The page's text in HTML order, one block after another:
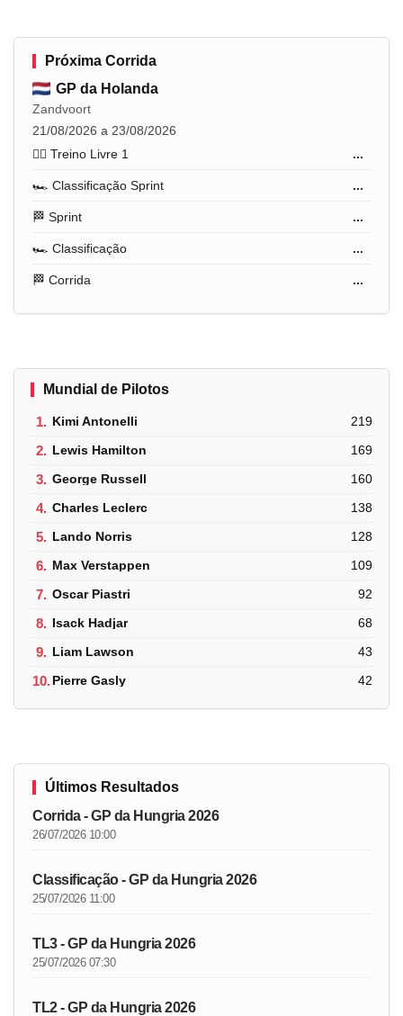
Próxima Corrida
GP da Holanda
Zandvoort
21/08/2026 a 23/08/2026
🏋️‍♂️ Treino Livre 1
...
🏎️ Classificação Sprint ...
🏁 Sprint ...
🏎️ Classificação ...
🏁 Corrida ...
Mundial de Pilotos
1. Kimi Antonelli 219
2. Lewis Hamilton 169
3. George Russell 160
4. Charles Leclerc 138
5. Lando Norris 128
6. Max Verstappen 109
7. Oscar Piastri 92
8. Isack Hadjar 68
9. Liam Lawson 43
10.Pierre Gasly 42
Últimos Resultados
Corrida - GP da Hungria 2026
26/07/2026 10:00
Classificação - GP da Hungria 2026
25/07/2026 11:00
TL3 - GP da Hungria 2026
25/07/2026 07:30
TL2 - GP da Hungria 2026